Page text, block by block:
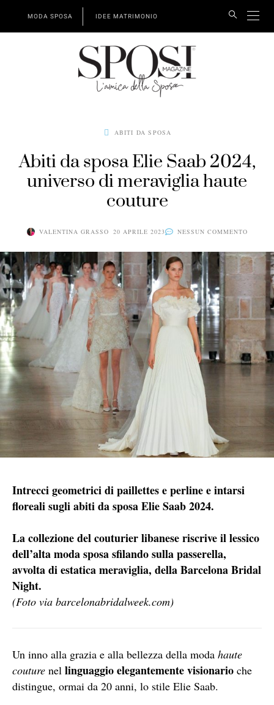
MODA SPOSA IDEE MATRIMONIO
ABITI DA SPOSA
Abiti da sposa Elie Saab 2024,
universo di meraviglia haute
couture
VALENTINA GRASSO 20 APRILE 2023 NESSUN COMMENTO
Intrecci geometrici di paillettes e perline e intarsi
floreali sugli abiti da sposa Elie Saab 2024.
La collezione del couturier libanese riscrive il lessico
dell’alta moda sposa sfilando sulla passerella,
avvolta di estatica meraviglia, della Barcelona Bridal
Night.
(Foto via barcelonabridalweek.com)
Un inno alla grazia e alla bellezza della moda haute
couture nel linguaggio elegantemente visionario che
distingue, ormai da 20 anni, lo stile Elie Saab.